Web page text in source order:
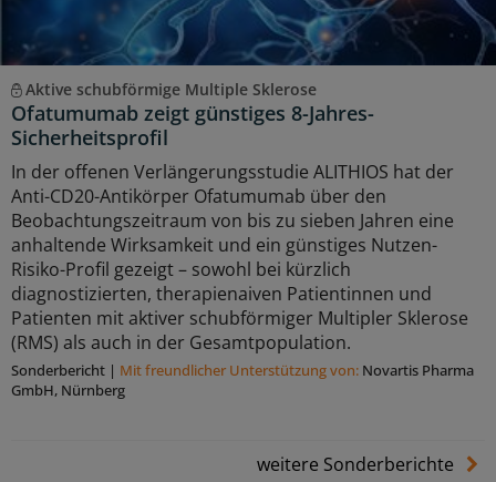
Aktive schubförmige Multiple Sklerose
Ofatumumab zeigt günstiges 8-Jahres-
Sicherheitsprofil
In der offenen Verlängerungsstudie ALITHIOS hat der
Anti-CD20-Antikörper Ofatumumab über den
Beobachtungszeitraum von bis zu sieben Jahren eine
anhaltende Wirksamkeit und ein günstiges Nutzen-
Risiko-Profil gezeigt – sowohl bei kürzlich
diagnostizierten, therapienaiven Patientinnen und
Patienten mit aktiver schubförmiger Multipler Sklerose
(RMS) als auch in der Gesamtpopulation.
Sonderbericht | Mit freundlicher Unterstützung von: Novartis Pharma
GmbH, Nürnberg
weitere Sonderberichte